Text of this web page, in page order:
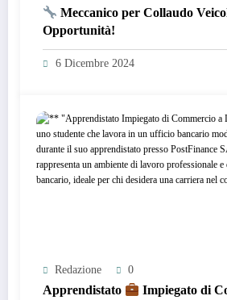
Meccanico per Collaudo
Opportunità!
6 Dicembre 2024
Redazione 0
Apprendistato
Impiegato di